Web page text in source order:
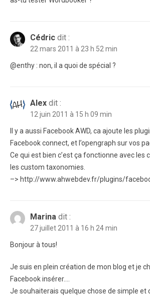
Cédric dit :
22 mars 2011 à 23 h 52 min
@enthy : non, il a quoi de spécial ?
Alex dit :
12 juin 2011 à 15 h 09 min
Il y a aussi Facebook AWD, ca ajoute les
Facebook connect, et l’opengraph sur vos
Ce qui est bien c’est ça fonctionne avec les
les custom taxonomies.
–> http://www.ahwebdev.fr/plugins/
Marina dit :
27 juillet 2011 à 16 h 24 min
Bonjour à tous!
Je suis en plein création de mon blog et je
Facebook insérer….
Je souhaiterais quelque chose de simple et